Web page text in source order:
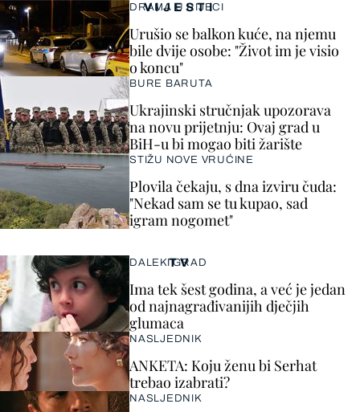
VIJESTI
DRAMA U RIJECI
Urušio se balkon kuće, na njemu
bile dvije osobe: "Život im je visio
o koncu"
BURE BARUTA
Ukrajinski stručnjak upozorava
na novu prijetnju: Ovaj grad u
BiH-u bi mogao biti žarište
STIŽU NOVE VRUĆINE
Plovila čekaju, s dna izviru čuda:
"Nekad sam se tu kupao, sad
igram nogomet"
TV
DALEKI GRAD
Ima tek šest godina, a već je jedan
od najnagrađivanijih dječjih
glumaca
NASLJEDNIK
ANKETA: Koju ženu bi Serhat
trebao izabrati?
NASLJEDNIK